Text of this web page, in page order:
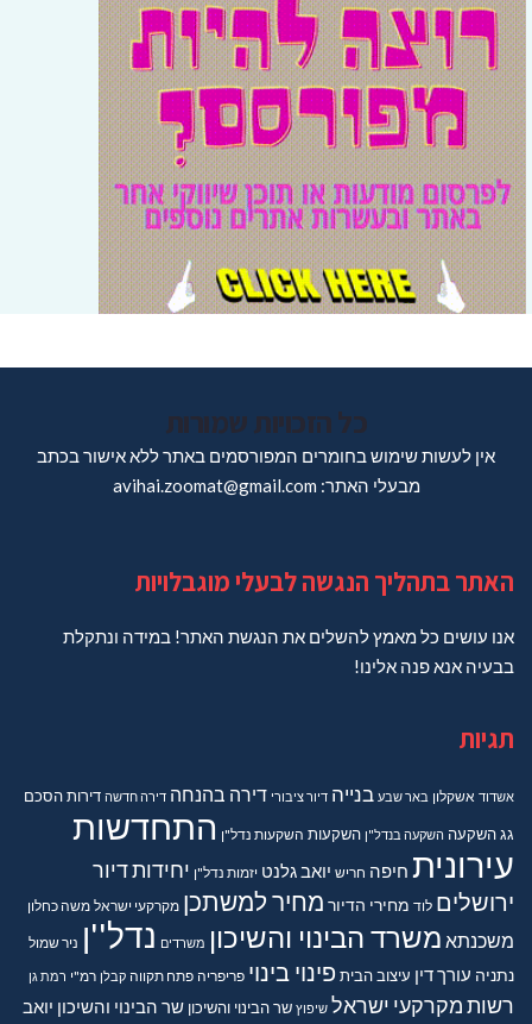
כל הזכויות שמורות
אין לעשות שימוש בחומרים המפורסמים באתר ללא אישור בכתב
מבעלי האתר: avihai.zoomat@gmail.com
האתר בתהליך הנגשה לבעלי מוגבלויות
אנו עושים כל מאמץ להשלים את הנגשת האתר! במידה ונתקלת
בבעיה אנא פנה אלינו!
תגיות
אשדוד אשקלון באר שבע בנייה דיור ציבורי דירה בהנחה דירה חדשה דירותהסכם
גגהשקעה השקעה בנדל"ן השקעות השקעות נדל"ן התחדשות
עירונית חיפה חריש יואב גלנט יזמות נדל"ן יחידות דיור
ירושלים לוד מחירי הדיור מחיר למשתכן מקרקעי ישראל משה כחלון
משכנתא משרד הבינוי והשיכון משרדים נדל''ן ניר שמול
נתניה עורך דין עיצוב הבית פינוי בינוי פריפריה פתח תקווה קבלן רמ"י רמת גן
רשות מקרקעי ישראל שיפוץ שר הבינוי והשיכון שר הבינוי והשיכון יואב